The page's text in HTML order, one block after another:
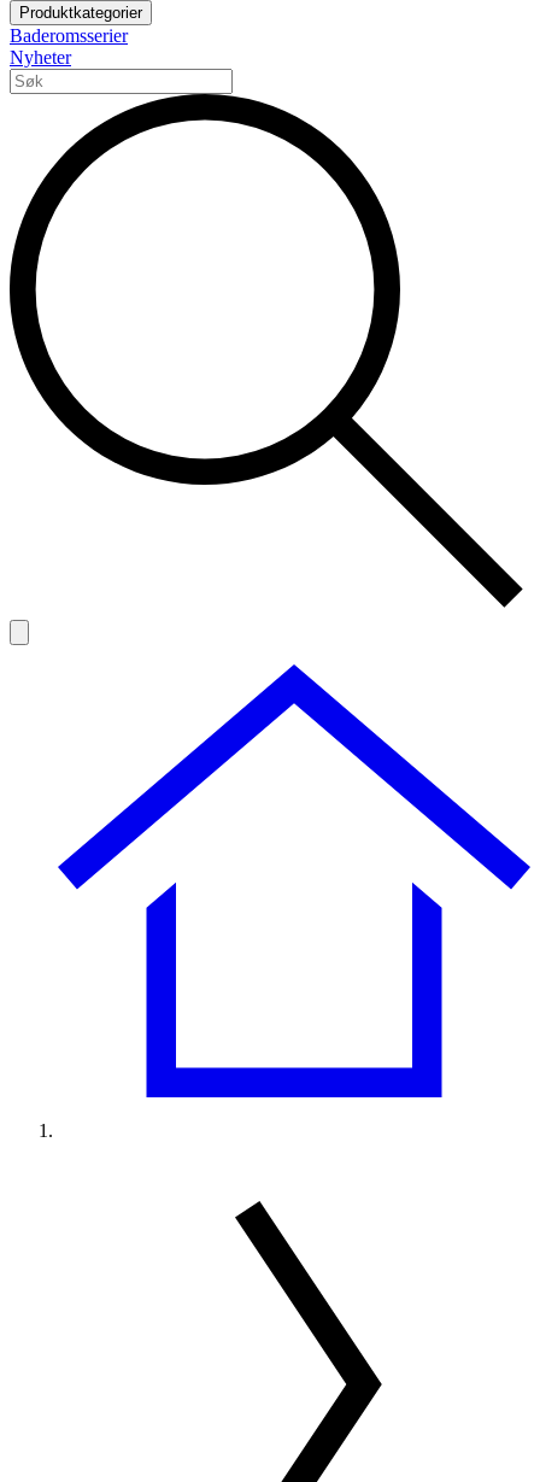
Produktkategorier
Baderomsserier
Nyheter